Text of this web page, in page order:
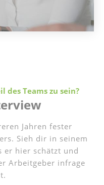
des Teams zu sein?
Jahren fester
Sieh dir in seinem
er hier schätzt und
Arbeitgeber infrage